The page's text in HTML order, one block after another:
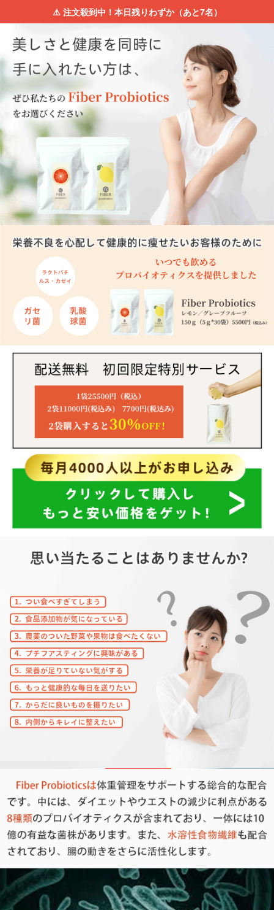
⚠️ 注文殺到中！本日残りわずか（あと7名）